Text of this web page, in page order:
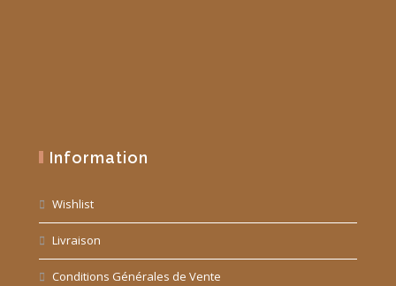
Information
Wishlist
Livraison
Conditions Générales de Vente